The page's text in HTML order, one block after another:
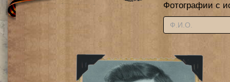
Фотографии с